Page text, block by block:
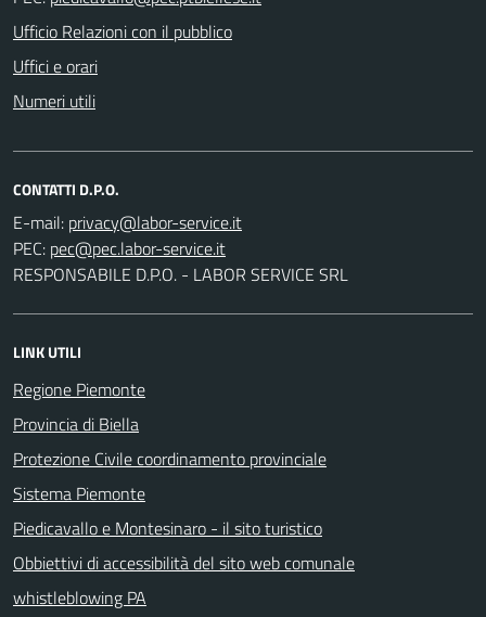
Ufficio Relazioni con il pubblico
Uffici e orari
Numeri utili
CONTATTI D.P.O.
E-mail:
PEC:
RESPONSABILE D.P.O. - LABOR SERVICE SRL
LINK UTILI
Regione Piemonte
Provincia di Biella
Protezione Civile coordinamento provinciale
Sistema Piemonte
Piedicavallo e Montesinaro - il sito turistico
Obbiettivi di accessibilità del sito web comunale
whistleblowing PA